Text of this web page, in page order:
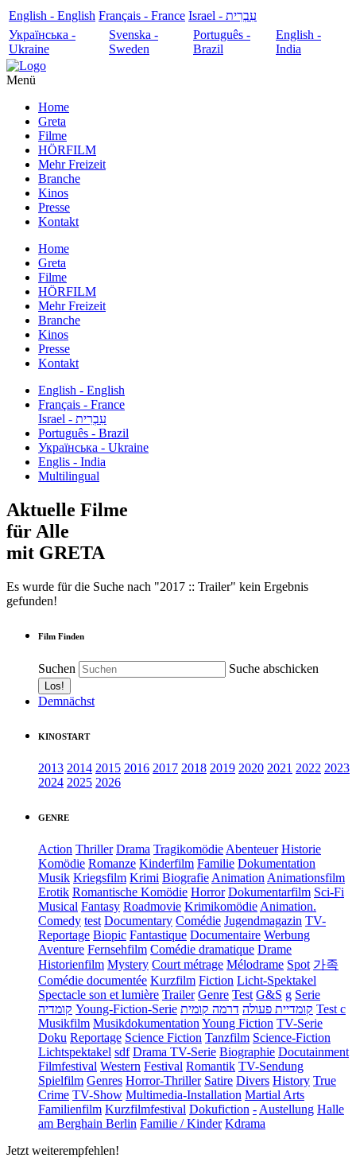
English - English Français - France
עִבְרִית - Israel
Українська -
Ukraine
Svenska -
Sweden
Português -
Brazil
English -
India
Menü
Home
Greta
Filme
HÖRFILM
Mehr Freizeit
Branche
Kinos
Presse
Kontakt
Home
Greta
Filme
HÖRFILM
Mehr Freizeit
Branche
Kinos
Presse
Kontakt
English - English
Français - France
עִבְרִית - Israel
Português - Brazil
Українська - Ukraine
Englis - India
Multilingual
Aktuelle Filme
für Alle
mit GRETA
Es wurde für die Suche nach "2017 :: Trailer" kein Ergebnis
gefunden!
Film Finden
Suchen Suche abschicken
Demnächst
KINOSTART
2013 2014 2015 2016 2017 2018 2019 2020 2021 2022 2023
2024 2025 2026
GENRE
Action Thriller Drama Tragikomödie Abenteuer Historie
Komödie Romanze Kinderfilm Familie Dokumentation
Musik Kriegsfilm Krimi Biografie Animation Animationsfilm
Erotik Romantische Komödie Horror Dokumentarfilm Sci-Fi
Musical Fantasy Roadmovie Krimikomödie Animation.
Comedy test Documentary Comédie Jugendmagazin TV-
Reportage Biopic Fantastique Documentaire Werbung
Aventure Fernsehfilm Comédie dramatique Drame
Historienfilm Mystery Court métrage Mélodrame Spot 가족
Comédie documentée Kurzfilm Fiction Licht-Spektakel
Spectacle son et lumière Trailer Genre Test G&S g Serie
קומדיה Young-Fiction-Serie קומדיית פעולה דרמה קומית
Test c
Musikfilm Musikdokumentation Young Fiction TV-Serie
Doku Reportage Science Fiction Tanzfilm Science-Fiction
Lichtspektakel sdf Drama TV-Serie Biographie Docutainment
Filmfestival Western Festival Romantik TV-Sendung
Spielfilm Genres Horror-Thriller Satire Divers History True
Crime TV-Show Multimedia-Installation Martial Arts
Familienfilm Kurzfilmfestival Dokufiction - Austellung Halle
am Berghain Berlin Familie / Kinder Kdrama
Jetzt weiterempfehlen!